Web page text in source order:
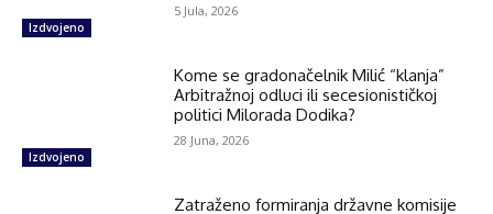
Izdvojeno
5 Jula, 2026
Izdvojeno
Kome se gradonačelnik Milić “klanja”
Arbitražnoj odluci ili secesionističkoj
politici Milorada Dodika?
28 Juna, 2026
Zatraženo formiranja državne komisije